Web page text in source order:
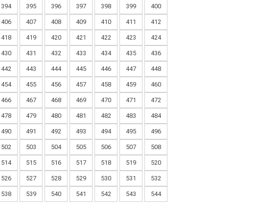
394 395 396 397 398 399 400
406 407 408 409 410 411 412
418 419 420 421 422 423 424
430 431 432 433 434 435 436
442 443 444 445 446 447 448
454 455 456 457 458 459 460
466 467 468 469 470 471 472
478 479 480 481 482 483 484
490 491 492 493 494 495 496
502 503 504 505 506 507 508
514 515 516 517 518 519 520
526 527 528 529 530 531 532
538 539 540 541 542 543 544